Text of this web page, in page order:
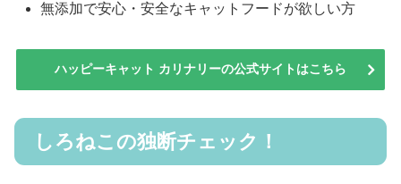
無添加で安心・安全なキャットフードが欲しい方
ハッピーキャット カリナリーの公式サイトはこちら
しろねこの独断チェック！